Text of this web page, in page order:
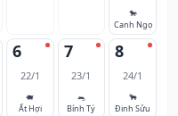
🐎
Canh Ngọ
6
22/1
🐖
Ất Hợi
7
23/1
🐀
Bính Tý
8
24/1
🐂
Đinh Sửu